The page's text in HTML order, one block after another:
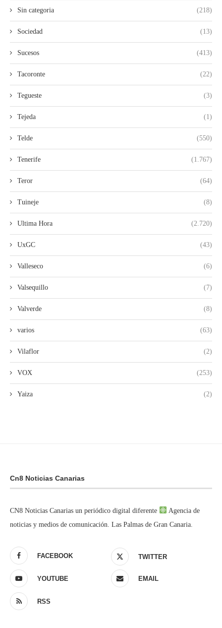
Sin categoria (218)
Sociedad (13)
Sucesos (413)
Tacoronte (22)
Tegueste (3)
Tejeda (1)
Telde (550)
Tenerife (1.767)
Teror (64)
Tuineje (8)
Ultima Hora (2.720)
UxGC (43)
Valleseco (6)
Valsequillo (7)
Valverde (8)
varios (63)
Vilaflor (2)
VOX (253)
Yaiza (2)
Cn8 Noticias Canarias
CN8 Noticias Canarias un periódico digital diferente
Agencia de
noticias y medios de comunicación. Las Palmas de Gran Canaria.
FACEBOOK TWITTER
YOUTUBE EMAIL
RSS